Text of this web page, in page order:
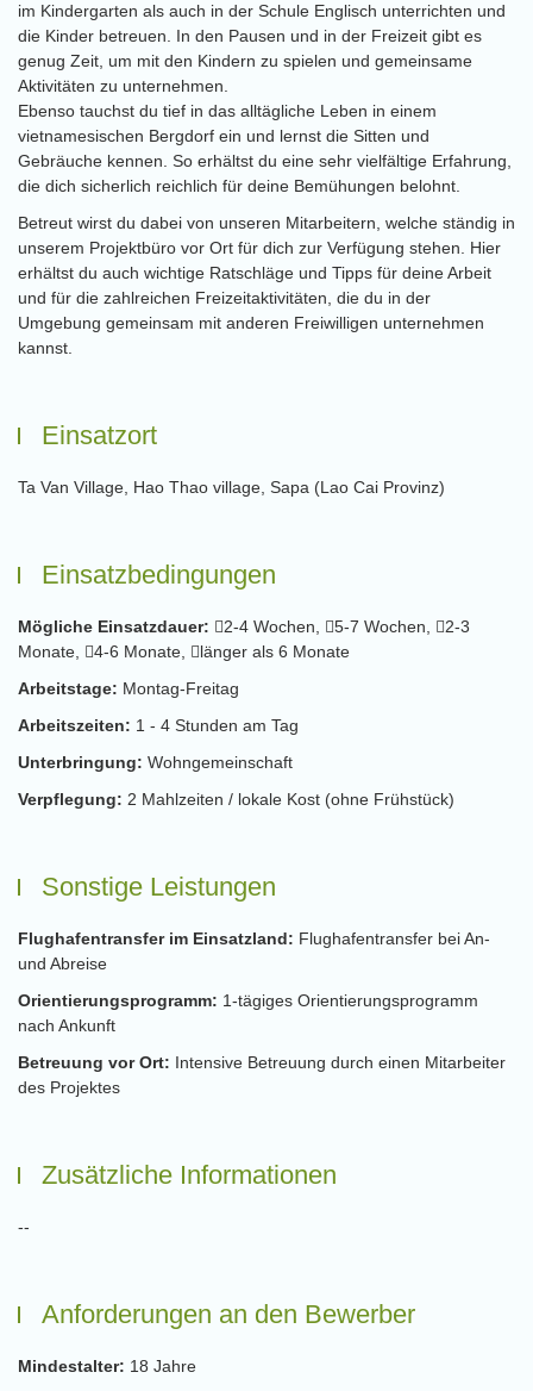
im Kindergarten als auch in der Schule Englisch unterrichten und
die Kinder betreuen. In den Pausen und in der Freizeit gibt es
genug Zeit, um mit den Kindern zu spielen und gemeinsame
Aktivitäten zu unternehmen.
Ebenso tauchst du tief in das alltägliche Leben in einem
vietnamesischen Bergdorf ein und lernst die Sitten und
Gebräuche kennen. So erhältst du eine sehr vielfältige Erfahrung,
die dich sicherlich reichlich für deine Bemühungen belohnt.
Betreut wirst du dabei von unseren Mitarbeitern, welche ständig in
unserem Projektbüro vor Ort für dich zur Verfügung stehen. Hier
erhältst du auch wichtige Ratschläge und Tipps für deine Arbeit
und für die zahlreichen Freizeitaktivitäten, die du in der
Umgebung gemeinsam mit anderen Freiwilligen unternehmen
kannst.
Einsatzort
Ta Van Village, Hao Thao village, Sapa (Lao Cai Provinz)
Einsatzbedingungen
Mögliche Einsatzdauer: 2-4 Wochen, 5-7 Wochen,
2-3
Monate,
4-6 Monate,
länger als 6 Monate
Arbeitstage: Montag-Freitag
Arbeitszeiten: 1 - 4 Stunden am Tag
Unterbringung: Wohngemeinschaft
Verpflegung: 2 Mahlzeiten / lokale Kost (ohne Frühstück)
Sonstige Leistungen
Flughafentransfer im Einsatzland: Flughafentransfer bei An-
und Abreise
Orientierungsprogramm: 1-tägiges Orientierungsprogramm
nach Ankunft
Betreuung vor Ort: Intensive Betreuung durch einen Mitarbeiter
des Projektes
Zusätzliche Informationen
--
Anforderungen an den Bewerber
Mindestalter: 18 Jahre